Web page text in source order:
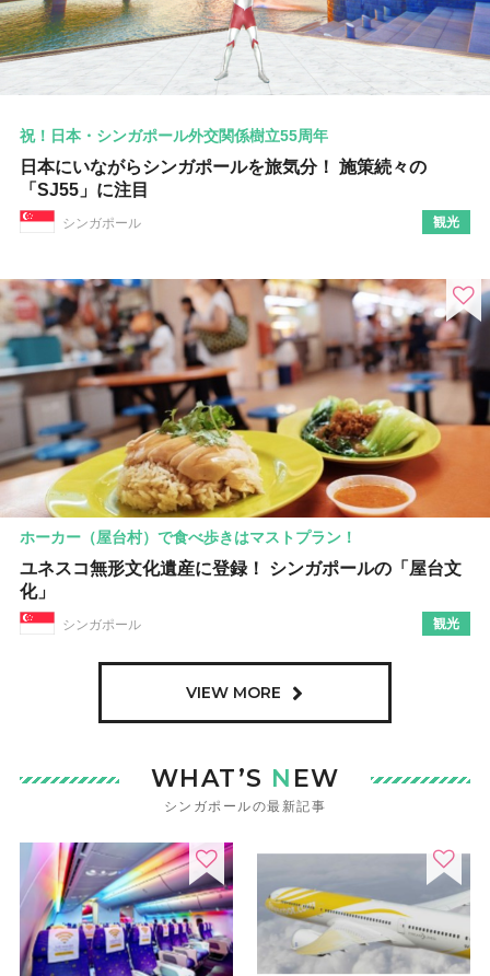
祝！日本・シンガポール外交関係樹立55周年
日本にいながらシンガポールを旅気分！ 施策続々の
「SJ55」に注目
シンガポール 観光
ホーカー（屋台村）で食べ歩きはマストプラン！
ユネスコ無形文化遺産に登録！ シンガポールの「屋台文
化」
シンガポール 観光
VIEW MORE
WHAT’S N EW
シンガポールの最新記事